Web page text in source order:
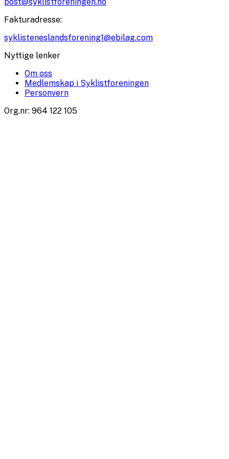
Fakturadresse:
syklisteneslandsforening1@ebilag.com
Nyttige lenker
Om oss
Medlemskap i Syklistforeningen
Personvern
Org.nr: 964 122 105